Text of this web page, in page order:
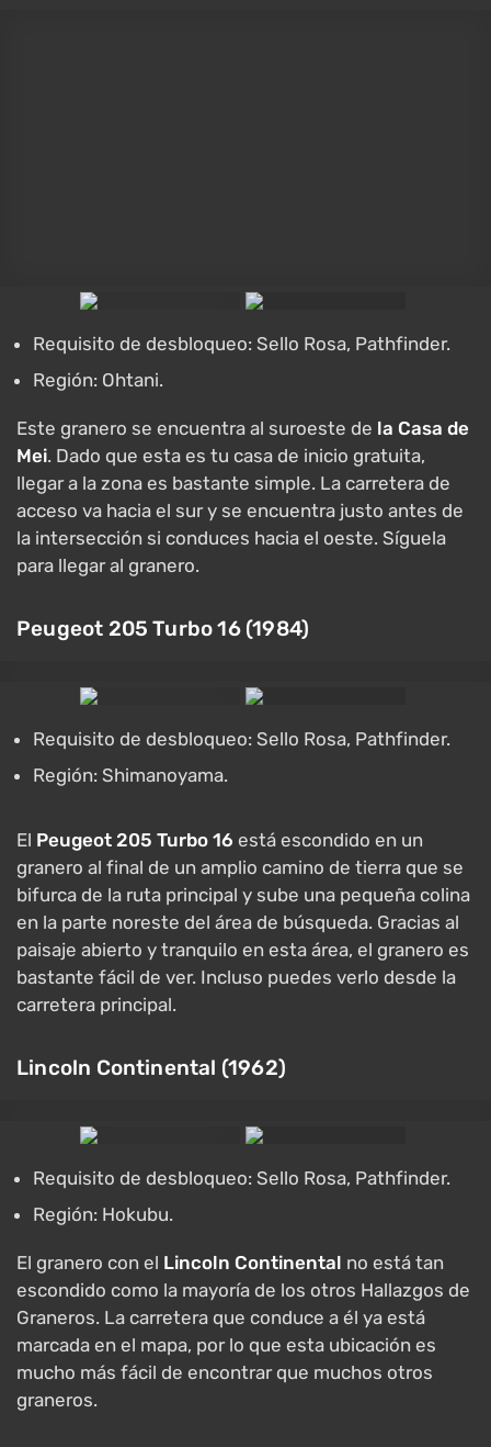
Requisito de desbloqueo: Sello Rosa, Pathfinder.
Región: Ohtani.
Este granero se encuentra al suroeste de la Casa de
Mei. Dado que esta es tu casa de inicio gratuita,
llegar a la zona es bastante simple. La carretera de
acceso va hacia el sur y se encuentra justo antes de
la intersección si conduces hacia el oeste. Síguela
para llegar al granero.
Peugeot 205 Turbo 16 (1984)
Requisito de desbloqueo: Sello Rosa, Pathfinder.
Región: Shimanoyama.
El Peugeot 205 Turbo 16 está escondido en un
granero al final de un amplio camino de tierra que se
bifurca de la ruta principal y sube una pequeña colina
en la parte noreste del área de búsqueda. Gracias al
paisaje abierto y tranquilo en esta área, el granero es
bastante fácil de ver. Incluso puedes verlo desde la
carretera principal.
Lincoln Continental (1962)
Requisito de desbloqueo: Sello Rosa, Pathfinder.
Región: Hokubu.
El granero con el Lincoln Continental no está tan
escondido como la mayoría de los otros Hallazgos de
Graneros. La carretera que conduce a él ya está
marcada en el mapa, por lo que esta ubicación es
mucho más fácil de encontrar que muchos otros
graneros.